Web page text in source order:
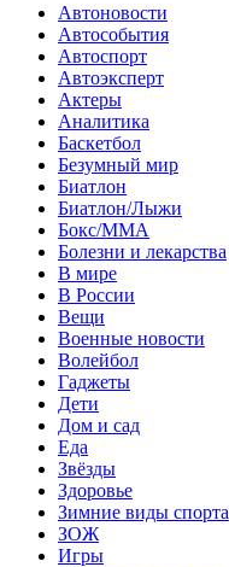
Автоновости
Автособытия
Автоспорт
Автоэксперт
Актеры
Аналитика
Баскетбол
Безумный мир
Биатлон
Биатлон/Лыжи
Бокс/MMA
Болезни и лекарства
В мире
В России
Вещи
Военные новости
Волейбол
Гаджеты
Дети
Дом и сад
Еда
Звёзды
Здоровье
Зимние виды спорта
ЗОЖ
Игры